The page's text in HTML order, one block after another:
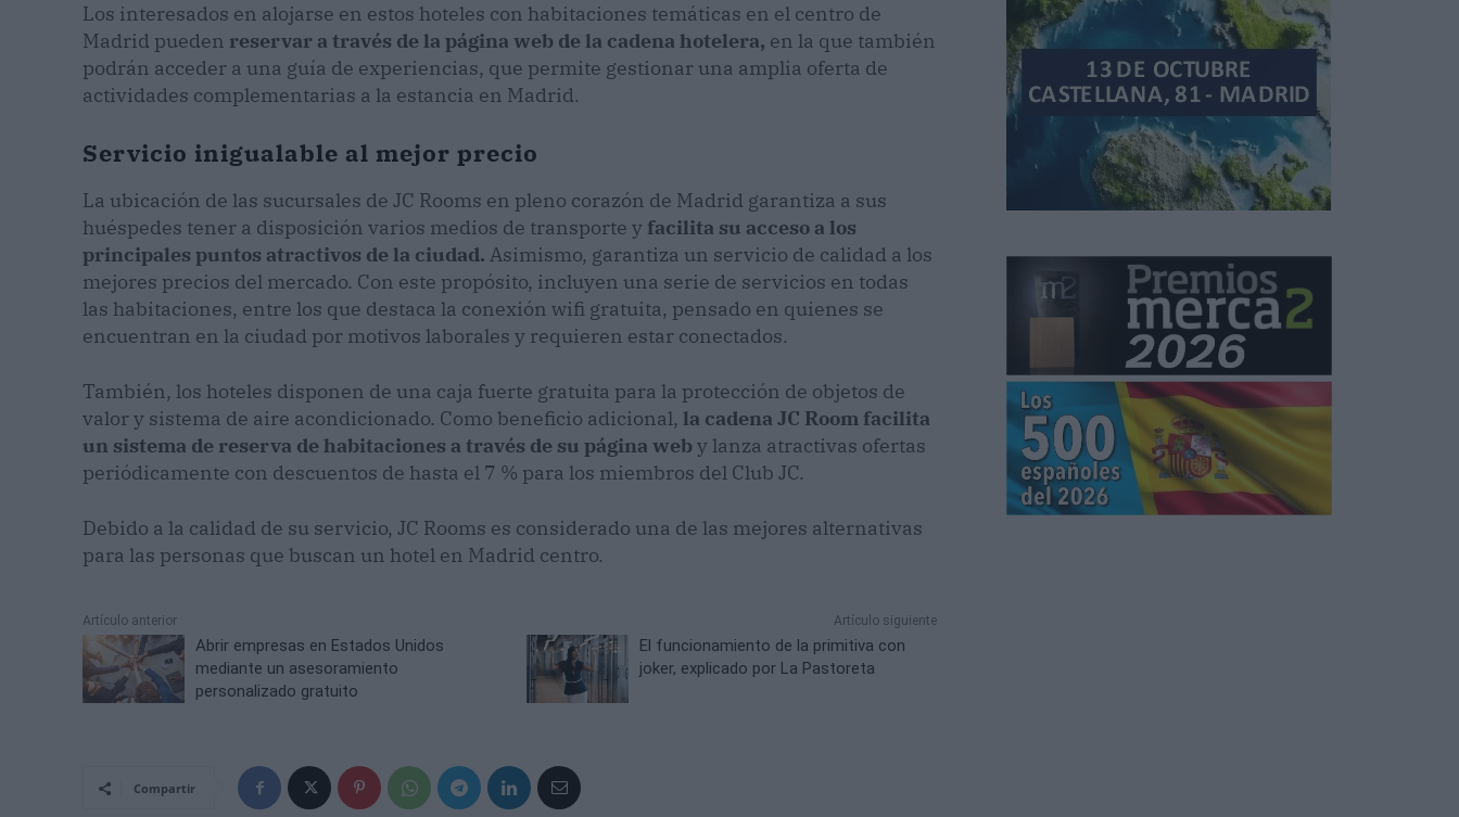
Los interesados en alojarse en estos hoteles con habitaciones temáticas en el centro de
Madrid pueden reservar a través de la página web de la cadena hotelera, en la que también
podrán acceder a una guía de experiencias, que permite gestionar una amplia oferta de
actividades complementarias a la estancia en Madrid.
Servicio inigualable al mejor precio
La ubicación de las sucursales de JC Rooms en pleno corazón de Madrid garantiza a sus
huéspedes tener a disposición varios medios de transporte y facilita su acceso a los
principales puntos atractivos de la ciudad. Asimismo, garantiza un servicio de calidad a los
mejores precios del mercado. Con este propósito, incluyen una serie de servicios en todas
las habitaciones, entre los que destaca la conexión wifi gratuita, pensado en quienes se
encuentran en la ciudad por motivos laborales y requieren estar conectados.
También, los hoteles disponen de una caja fuerte gratuita para la protección de objetos de
valor y sistema de aire acondicionado. Como beneficio adicional, la cadena JC Room facilita
un sistema de reserva de habitaciones a través de su página weby lanza atractivas ofertas
periódicamente con descuentos de hasta el 7 % para los miembros del Club JC.
Debido a la calidad de su servicio, JC Rooms es considerado una de las mejores alternativas
para las personas que buscan un hotel en Madrid centro.
Artículo anterior
Abrir empresas en Estados Unidos
mediante un asesoramiento
personalizado gratuito
Artículo siguiente
El funcionamiento de la primitiva con
joker, explicado por La Pastoreta
Compartir